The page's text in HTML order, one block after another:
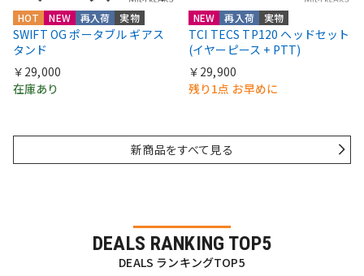
HOT NEW 再入荷 実物
SWIFT OG ポータブル ギアス
タンド
￥29,000
在庫あり
NEW 再入荷 実物
TCI TECS TP120 ヘッドセット
(イヤーピース + PTT)
￥29,900
残り1点 お早めに
新商品をすべて見る
DEALS RANKING TOP5
DEALS ランキングTOP5